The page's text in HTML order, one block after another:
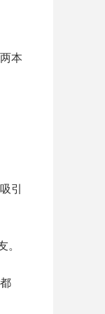
本
引